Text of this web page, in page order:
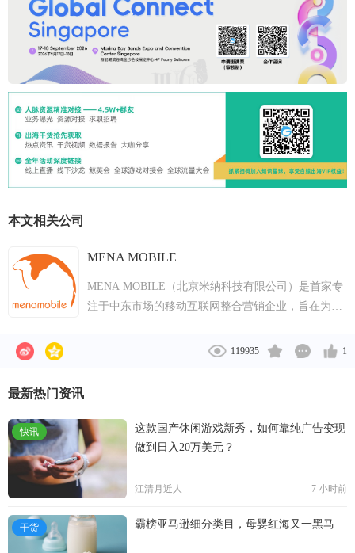
本文相关公司
MENA MOBILE
MENA MOBILE（北京米纳科技有限公司）是首家专
注于中东市场的移动互联网整合营销企业，旨在为进
案，包括：产品的选型定位、翻译、本地化制作指
目前，MENA MOBILE服务范围主要涉及手游、应
用、跨境电商。目标用户覆盖整个中东及北非区域，
共26个国家，近5亿人口。
119935 1
最新热门资讯
快讯
这款国产休闲游戏新秀，如何靠纯广告变现
做到日入20万美元？
江清月近人 7 小时前
干货 霸榜亚马逊细分类目，母婴红海又一黑马